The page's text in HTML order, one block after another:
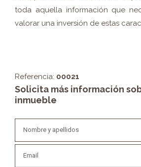
toda aquella información que
valorar una inversión de estas
Referencia: 00021
Solicita más información
inmueble